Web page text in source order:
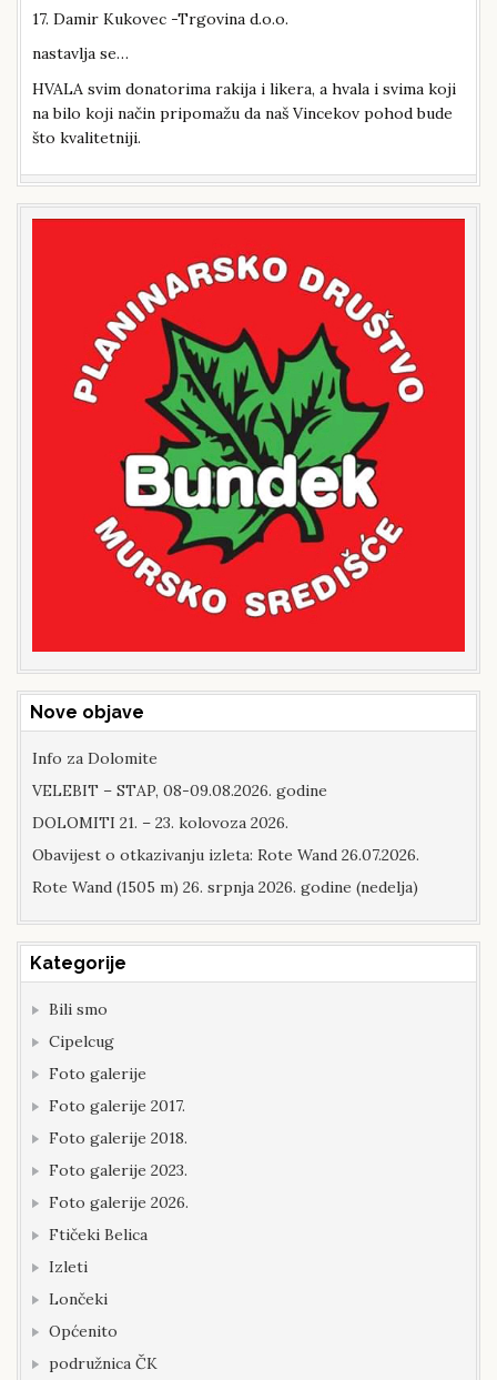
17. Damir Kukovec -Trgovina d.o.o.
nastavlja se…
HVALA svim donatorima rakija i likera, a hvala i svima koji
na bilo koji način pripomažu da naš Vincekov pohod bude
što kvalitetniji.
Nove objave
Info za Dolomite
VELEBIT – STAP, 08-09.08.2026. godine
DOLOMITI 21. – 23. kolovoza 2026.
Obavijest o otkazivanju izleta: Rote Wand 26.07.2026.
Rote Wand (1505 m) 26. srpnja 2026. godine (nedelja)
Kategorije
Bili smo
Cipelcug
Foto galerije
Foto galerije 2017.
Foto galerije 2018.
Foto galerije 2023.
Foto galerije 2026.
Ftičeki Belica
Izleti
Lončeki
Općenito
podružnica ČK